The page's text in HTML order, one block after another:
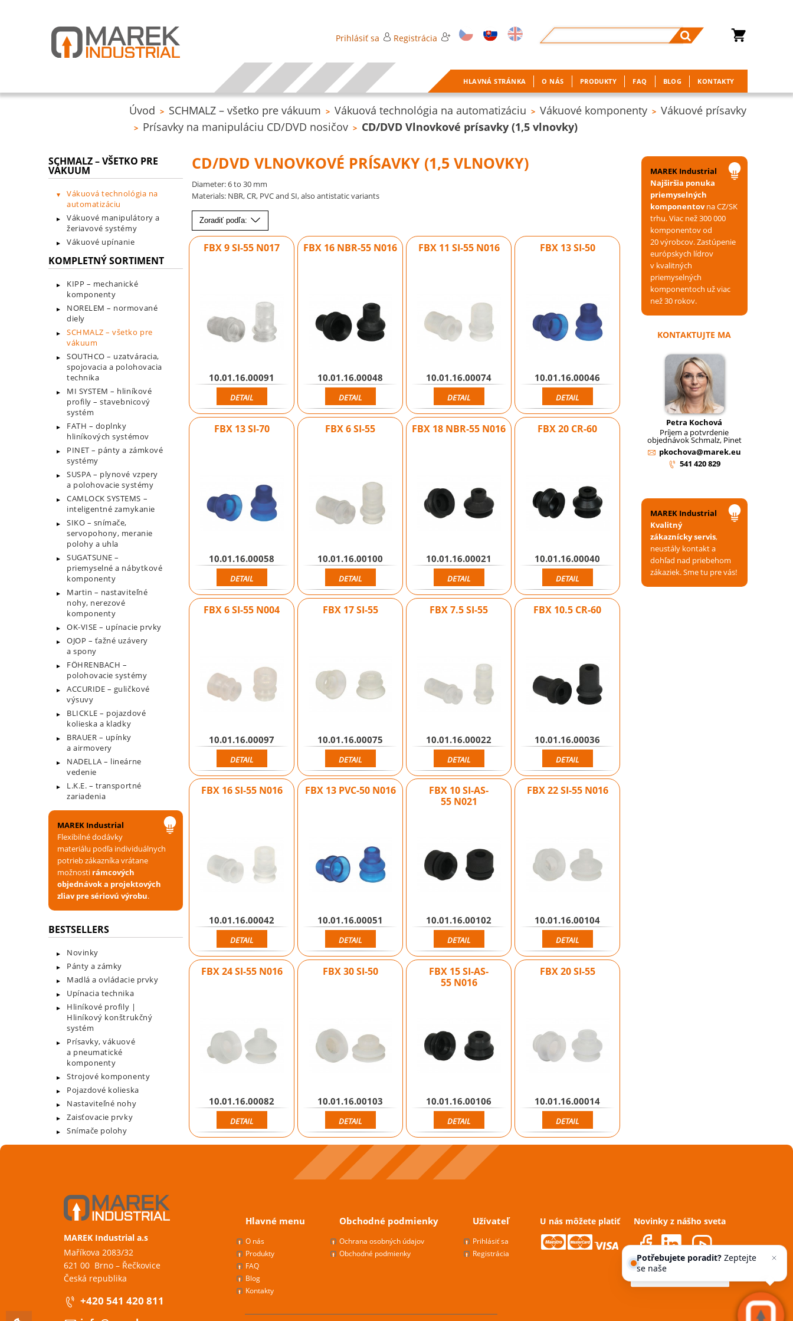
Prihlásiť sa Registrácia
HLAVNÁ STRÁNKA O NÁS PRODUKTY FAQ BLOG KONTAKTY
Úvod > SCHMALZ – všetko pre vákuum > Vákuová technológia na automatizáciu > Vákuové komponenty > Vákuové prísavky
> Prísavky na manipuláciu CD/DVD nosičov > CD/DVD Vlnovkové prísavky (1,5 vlnovky)
SCHMALZ – VŠETKO PRE
VÁKUUM
Vákuová technológia na
automatizáciu
Vákuové manipulátory a
žeriavové systémy
Vákuové upínanie
KOMPLETNÝ SORTIMENT
KIPP – mechanické
komponenty
NORELEM – normované
diely
SCHMALZ – všetko pre
vákuum
SOUTHCO – uzatváracia,
spojovacia a polohovacia
technika
MI SYSTEM – hliníkové
profily – stavebnicový
systém
FATH – doplnky
hliníkových systémov
PINET – pánty a zámkové
systémy
SUSPA – plynové vzpery
a polohovacie systémy
CAMLOCK SYSTEMS –
inteligentné zamykanie
SIKO – snímače,
servopohony, meranie
polohy a uhla
SUGATSUNE –
priemyselné a nábytkové
komponenty
Martin – nastaviteľné
nohy, nerezové
komponenty
OK-VISE – upínacie prvky
OJOP – ťažné uzávery
a spony
FÖHRENBACH –
polohovacie systémy
ACCURIDE – guličkové
výsuvy
BLICKLE – pojazdové
kolieska a kladky
BRAUER – upínky
a airmovery
NADELLA – lineárne
vedenie
L.K.E. – transportné
zariadenia
MAREK Industrial
Flexibilné dodávky
materiálu podľa individuálnych
potrieb zákazníka vrátane
možnosti rámcových
objednávok a projektových
zliav pre sériovú výrobu.
BESTSELLERS
Novinky
Pánty a zámky
Madlá a ovládacie prvky
Upínacia technika
Hliníkové profily |
Hliníkový konštrukčný
systém
Prísavky, vákuové
a pneumatické
komponenty
Strojové komponenty
Pojazdové kolieska
Nastaviteľné nohy
Zaisťovacie prvky
Snímače polohy
CD/DVD VLNOVKOVÉ PRÍSAVKY (1,5 VLNOVKY)
Diameter: 6 to 30 mm
Materials: NBR, CR, PVC and SI, also antistatic variants
Zoradiť podľa:
FBX 9 SI-55 N017
10.01.16.00091
DETAIL
FBX 16 NBR-55 N016
10.01.16.00048
DETAIL
FBX 11 SI-55 N016
10.01.16.00074
DETAIL
FBX 13 SI-50
10.01.16.00046
DETAIL
FBX 13 SI-70
10.01.16.00058
DETAIL
FBX 6 SI-55
10.01.16.00100
DETAIL
FBX 18 NBR-55 N016
10.01.16.00021
DETAIL
FBX 20 CR-60
10.01.16.00040
DETAIL
FBX 6 SI-55 N004
10.01.16.00097
DETAIL
FBX 17 SI-55
10.01.16.00075
DETAIL
FBX 7.5 SI-55
10.01.16.00022
DETAIL
FBX 10.5 CR-60
10.01.16.00036
DETAIL
FBX 16 SI-55 N016
10.01.16.00042
DETAIL
FBX 13 PVC-50 N016
10.01.16.00051
DETAIL
FBX 10 SI-AS-
55 N021
10.01.16.00102
DETAIL
FBX 22 SI-55 N016
10.01.16.00104
DETAIL
FBX 24 SI-55 N016
10.01.16.00082
DETAIL
FBX 30 SI-50
10.01.16.00103
DETAIL
FBX 15 SI-AS-
55 N016
10.01.16.00106
DETAIL
FBX 20 SI-55
10.01.16.00014
DETAIL
MAREK Industrial
Najširšia ponuka
priemyselných
komponentovna CZ/SK
trhu. Viac než 300 000
komponentov od
20 výrobcov. Zastúpenie
európskych lídrov
v kvalitných
priemyselných
komponentoch už viac
než 30 rokov.
KONTAKTUJTE MA
Petra Kochová
Príjem a potvrdenie
objednávok Schmalz, Pinet
pkochova@marek.eu
541 420 829
MAREK Industrial
Kvalitný
zákaznícky servis,
neustály kontakt a
dohľad nad priebehom
zákaziek. Sme tu pre vás!
MAREK Industrial a.s
Maříkova 2083/32
621 00 Brno – Řečkovice
Česká republika
+420 541 420 811
Hlavné menu
O nás
Produkty
FAQ
Blog
Kontakty
Obchodné podmienky
Ochrana osobných údajov
Obchodné podmienky
Užívateľ
Prihlásiť sa
Registrácia
U nás môžete platiť Novinky z nášho sveta
Potřebujete poradit? Zeptejte
se našeho asistenta